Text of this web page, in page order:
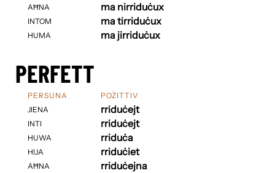
AĦNA
INTOM
HUMA
ma nirriduċux
ma tirriduċux
ma jirriduċux
PERFETT
PERSUNA
JIENA
INTI
HUWA
HIJA
AĦNA
POŻITTIV
rriduċejt
rriduċejt
rriduċa
rriduċiet
rriduċejna